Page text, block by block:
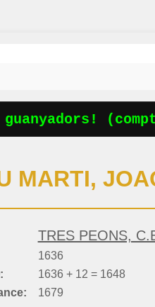
MARTI,
TRES PEONS,
1636
1636 + 12 = 1648
1679